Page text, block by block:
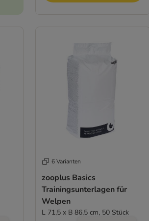
6 Varianten
zooplus Basics
Trainingsunterlagen für
Welpen
L 71,5 x B 86,5 cm, 50 Stück